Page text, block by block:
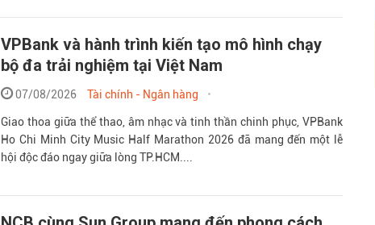
VPBank và hành trình kiến tạo mô hình chạy
bộ đa trải nghiệm tại Việt Nam
07/08/2026 Tài chính - Ngân hàng
Giao thoa giữa thể thao, âm nhạc và tinh thần chinh phục, VPBank
Ho Chi Minh City Music Half Marathon 2026 đã mang đến một lễ
hội độc đáo ngay giữa lòng TP.HCM....